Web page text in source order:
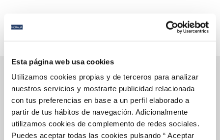
Esta página web usa cookies
Utilizamos cookies propias y de terceros para analizar
nuestros servicios y mostrarte publicidad relacionada
con tus preferencias en base a un perfil elaborado a
partir de tus hábitos de navegación. Adicionalmente
utilizamos cookies de complemento de redes sociales.
Puedes aceptar todas las cookies pulsando “ Aceptar
Online Transactions
BILLS, PAYMENTS AND CONSUMPTION